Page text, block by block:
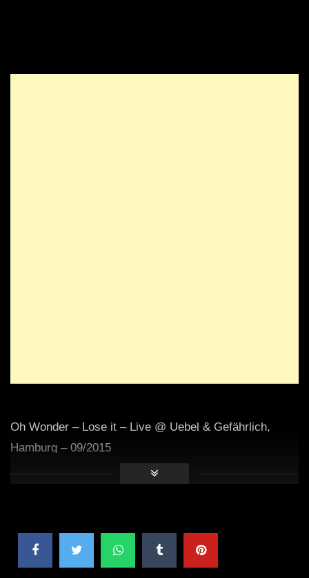
Oh Wonder – Lose it – Live @ Uebel & Gefährlich,
Hamburg – 09/2015